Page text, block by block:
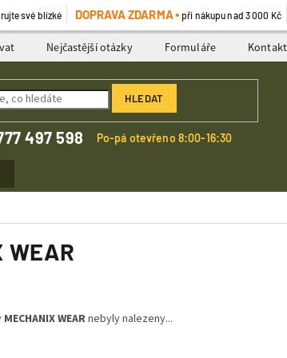
své blízké DOPRAVA ZDARMA při nákupu nad 3 000 Kč
Nejčastější otázky Formuláře
HLEDAT
497 598 Po-pá otevřeno 8:00-16:30
WEAR
MECHANIX WEARnebyly nalezeny...